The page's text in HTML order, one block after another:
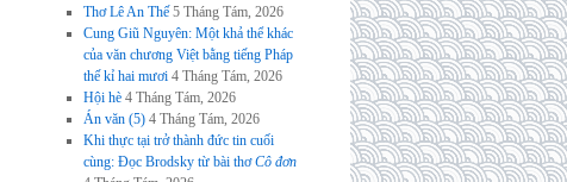
Thơ Lê An Thế 5 Tháng Tám, 2026
Cung Giũ Nguyên: Một khả thể khác
của văn chương Việt bằng tiếng Pháp
thế kỉ hai mươi 4 Tháng Tám, 2026
Hội hè 4 Tháng Tám, 2026
Án văn (5) 4 Tháng Tám, 2026
Khi thực tại trở thành đức tin cuối
cùng: Đọc Brodsky từ bài thơCô đơn